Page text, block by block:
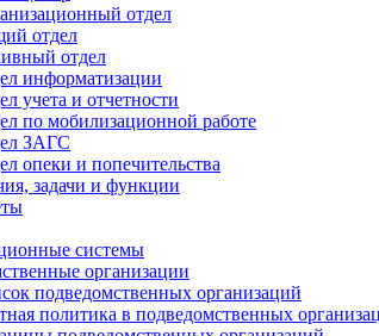
отдел
отдел
отдел
информатизации
учета и отчетности
по мобилизационной работе
ЗАГС
опеки и попечительства
задачи и функции
системы
организации
подведомственных организаций
политика в подведомственных